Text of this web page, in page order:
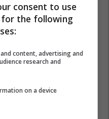
consent to use
the following
content, advertising and
research and
on a device